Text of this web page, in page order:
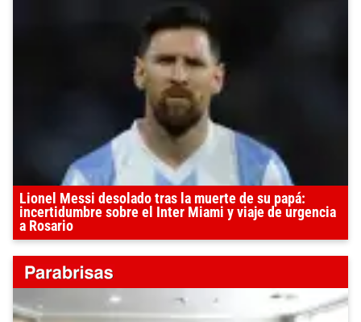
Lionel Messi desolado tras la muerte de su papá:
incertidumbre sobre el Inter Miami y viaje de urgencia
a Rosario